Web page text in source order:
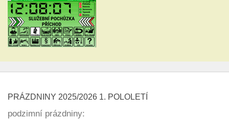
PRÁZDNINY 2025/2026 1. POLOLETÍ
podzimní prázdniny: